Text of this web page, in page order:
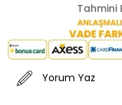
Tahmini
Yorum Yaz